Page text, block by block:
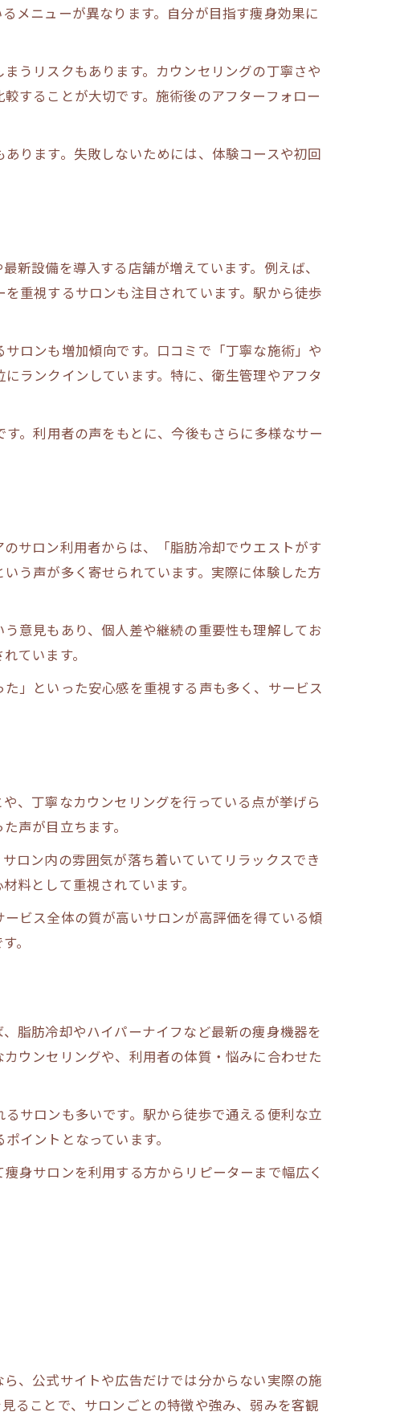
メニューが異なります。自分が目指す痩身効果に
うリスクもあります。カウンセリングの丁寧さや
することが大切です。施術後のアフターフォロー
ります。失敗しないためには、体験コースや初回
設備を導入する店舗が増えています。例えば、
重視するサロンも注目されています。駅から徒歩
ロンも増加傾向です。口コミで「丁寧な施術」や
ランクインしています。特に、衛生管理やアフタ
。利用者の声をもとに、今後もさらに多様なサー
サロン利用者からは、「脂肪冷却でウエストがす
う声が多く寄せられています。実際に体験した方
意見もあり、個人差や継続の重要性も理解してお
ています。
」といった安心感を重視する声も多く、サービス
、丁寧なカウンセリングを行っている点が挙げら
声が目立ちます。
ロン内の雰囲気が落ち着いていてリラックスでき
料として重視されています。
ビス全体の質が高いサロンが高評価を得ている傾
。
脂肪冷却やハイパーナイフなど最新の痩身機器を
ウンセリングや、利用者の体質・悩みに合わせた
サロンも多いです。駅から徒歩で通える便利な立
イントとなっています。
身サロンを利用する方からリピーターまで幅広く
、公式サイトや広告だけでは分からない実際の施
ることで、サロンごとの特徴や強み、弱みを客観